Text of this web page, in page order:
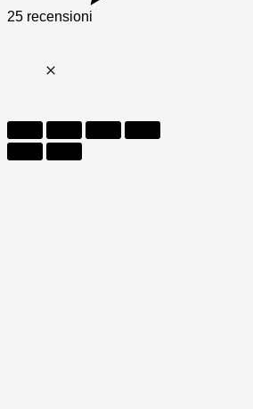
25 recensioni